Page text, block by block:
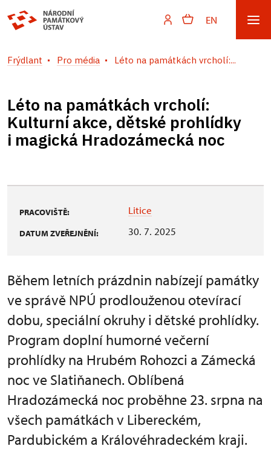
EN
Frýdlant Pro média Léto na památkách vrcholí:...
Léto na památkách vrcholí:
Kulturní akce, dětské prohlídky
i magická Hradozámecká noc
PRACOVIŠTĚ: Litice
DATUM ZVEŘEJNĚNÍ: 30. 7. 2025
Během letních prázdnin nabízejí památky
ve správě NPÚ prodlouženou otevírací
dobu, speciální okruhy i dětské prohlídky.
Program doplní humorné večerní
prohlídky na Hrubém Rohozci a Zámecká
noc ve Slatiňanech. Oblíbená
Hradozámecká noc proběhne 23. srpna na
všech památkách v Libereckém,
Pardubickém a Královéhradeckém kraji.